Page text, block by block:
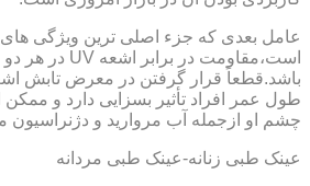
عامل بعدی که جزء اصلی ترین ویژگی
طول عمر افراد تأثیر بسزایی دارد و
چشم او ازجمله آب مروارید و دژنراسیون
عینک طبی زنانه-عینک طبی مردانه